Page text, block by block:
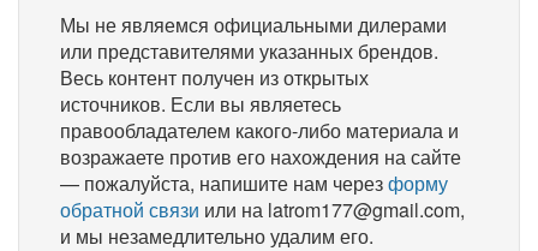
Мы не являемся официальными дилерами
или представителями указанных брендов.
Весь контент получен из открытых
источников. Если вы являетесь
правообладателем какого-либо материала и
возражаете против его нахождения на сайте
— пожалуйста, напишите нам черезформу
обратной связи или на latrom177@gmail.com,
и мы незамедлительно удалим его.